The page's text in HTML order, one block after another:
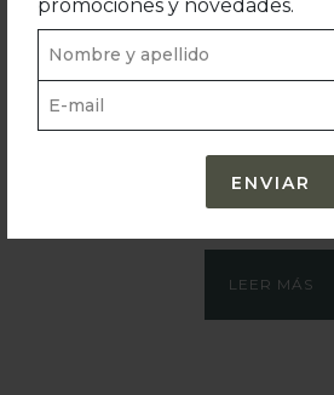
promociones y novedades.
220.341,00
LEER MÁS